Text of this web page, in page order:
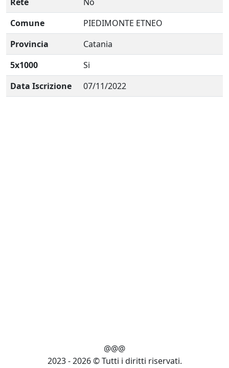
Comune
PIEDIMONTE ETNEO
Provincia
Catania
5x1000
Si
Data Iscrizione
07/11/2022
@@@
2023 - 2026 © Tutti i diritti riservati.